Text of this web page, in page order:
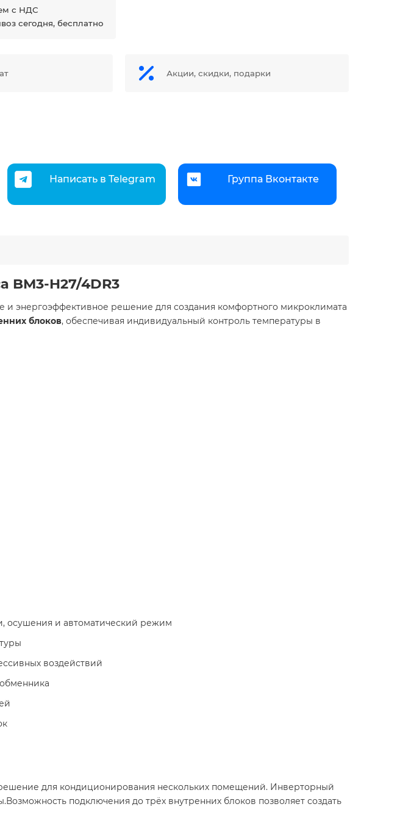
с НДС
сегодня, бесплатно
Акции, скидки, подарки
Написать в Telegram Группа Вконтакте
H27/4DR3
и энергоэффективное решение для создания комфортного микроклимата
блоков, обеспечивая индивидуальный контроль температуры в
осушения и автоматический режим
воздействий
для кондиционирования нескольких помещений. Инверторный
подключения до трёх внутренних блоков позволяет создать